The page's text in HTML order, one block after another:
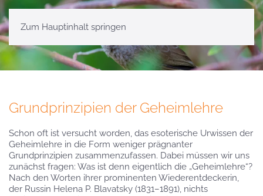
Zum Hauptinhalt springen
Grundprinzipien der Geheimlehre
Schon oft ist versucht worden, das esoterische Urwissen der
Geheimlehre in die Form weniger prägnanter
Grundprinzipien zusammenzufassen. Dabei müssen wir uns
zunächst fragen: Was ist denn eigentlich die „Geheimlehre“?
Nach den Worten ihrer prominenten Wiederentdeckerin,
der Russin Helena P. Blavatsky (1831–1891), nichts